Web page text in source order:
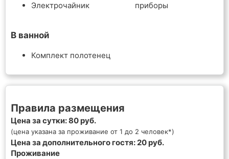
Электрочайник
приборы
В ванной
Комплект полотенец
Правила размещения
Цена за сутки: 80 руб.
(цена указана за проживание от 1 до 2 человек*)
Цена за дополнительного гостя: 20 руб.
Проживание